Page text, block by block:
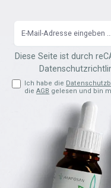
Mail-
Adresse*
Diese Seite ist durch
Ich habe die
dieAGB gelesen und bin